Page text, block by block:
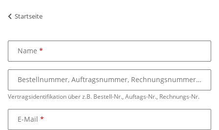
Startseite
Name
Vertragsidentifikation über z.B. Bestell-Nr., Auftags-Nr., Rechnungs-Nr.
Bestellnummer, Auftragsnummer, Rechnungsnummer
E-Mail